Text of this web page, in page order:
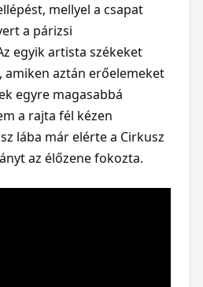
mellyel a csapat
a párizsi
egyik artista székeket
amiken aztán erőelemeket
egyre magasabbá
a rajta fél kézen
lába már elérte a Cirkusz
az élőzene fokozta.